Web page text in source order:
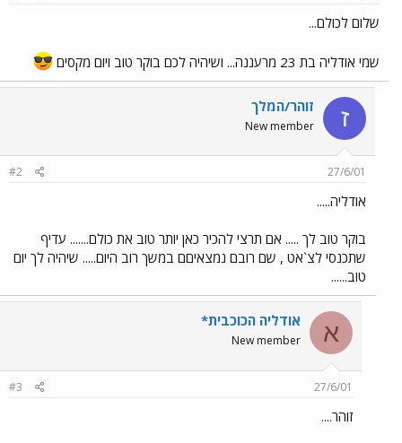
א
שלום לכולם...
שמי אודליה בת 23 מרעננה... ושיהיה לכם בוקר טוב ויום מקסים
ז זוהר/המלך
New member
27/6/01
#2
אודליה.....
בוקר טוב לך ..... אם תרצי להכיר כאן יותר טוב את כולם....... עדיף
שתכנסי לצ`אט , שם רובם נמצאיםם במשך רוב היום..... שיהיה לך יום
טוב......
א אודליה הכוכבית*
New member
27/6/01
#3
זוהר....